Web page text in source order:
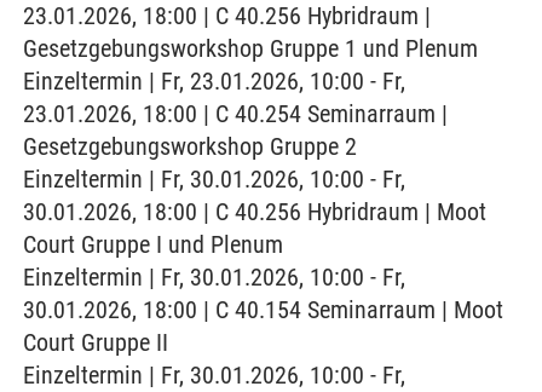
23.01.2026, 18:00 | C 40.256 Hybridraum |
Gesetzgebungsworkshop Gruppe 1 und Plenum
Einzeltermin | Fr, 23.01.2026, 10:00 - Fr,
23.01.2026, 18:00 | C 40.254 Seminarraum |
Gesetzgebungsworkshop Gruppe 2
Einzeltermin | Fr, 30.01.2026, 10:00 - Fr,
30.01.2026, 18:00 | C 40.256 Hybridraum | Moot
Court Gruppe I und Plenum
Einzeltermin | Fr, 30.01.2026, 10:00 - Fr,
30.01.2026, 18:00 | C 40.154 Seminarraum | Moot
Court Gruppe II
Einzeltermin | Fr, 30.01.2026, 10:00 - Fr,